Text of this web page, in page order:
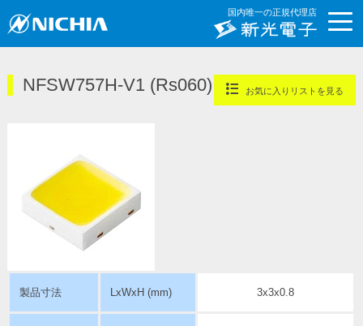
国内唯一の正規代理店
NFSW757H-V1 (Rs060) Hortisolisお気に入りリストを見る
製品寸法 LxWxH (mm) 3x3x0.8